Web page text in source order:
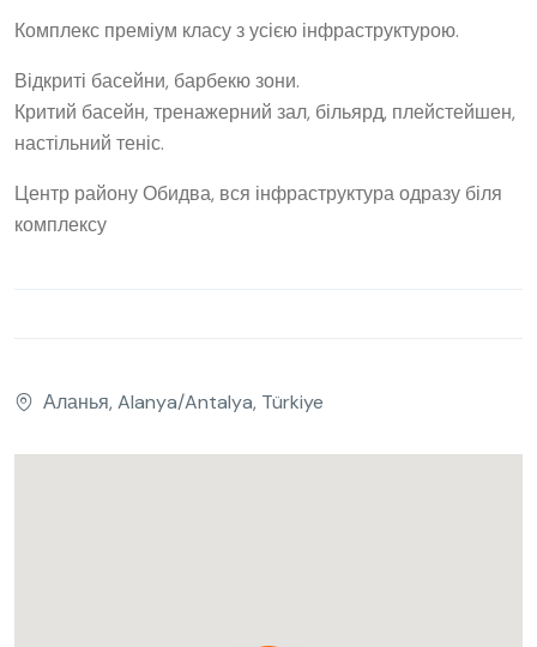
Комплекс преміум класу з усією інфраструктурою.
Відкриті басейни, барбекю зони.
Критий басейн, тренажерний зал, більярд, плейстейшен,
настільний теніс.
Центр району Обидва, вся інфраструктура одразу біля
комплексу
Аланья, Alanya/Antalya, Türkiye